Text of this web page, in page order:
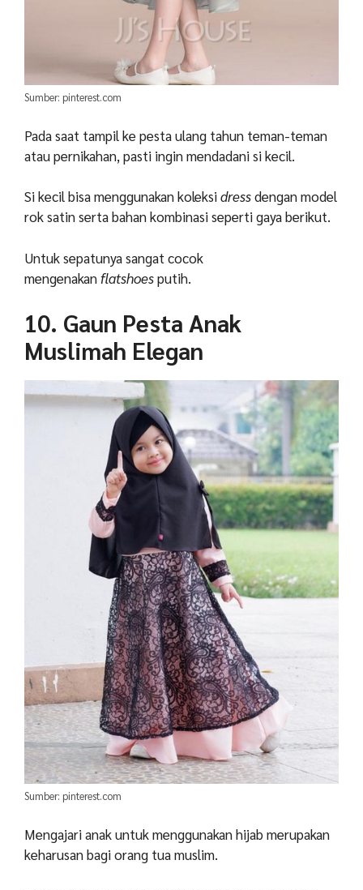
Sumber: pinterest.com
Pada saat tampil ke pesta ulang tahun teman-teman
atau pernikahan, pasti ingin mendadani si kecil.
Si kecil bisa menggunakan koleksidressdengan model
rok satin serta bahan kombinasi seperti gaya berikut.
Untuk sepatunya sangat cocok
mengenakanflatshoesputih.
10. Gaun Pesta Anak
Muslimah Elegan
Sumber: pinterest.com
Mengajari anak untuk menggunakan hijab merupakan
keharusan bagi orang tua muslim.